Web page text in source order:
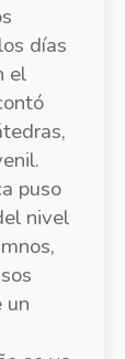
días
el
puso
nivel
un